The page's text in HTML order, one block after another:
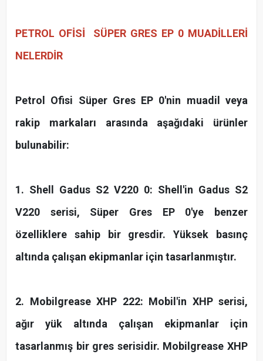
PETROL OFİSİ SÜPER GRES EP 0 MUADİLLERİ
NELERDİR
Petrol Ofisi Süper Gres EP 0'nin muadil veya
rakip markaları arasında aşağıdaki ürünler
bulunabilir:
1. Shell Gadus S2 V220 0: Shell'in Gadus S2
V220 serisi, Süper Gres EP 0'ye benzer
özelliklere sahip bir gresdir. Yüksek basınç
altında çalışan ekipmanlar için tasarlanmıştır.
2. Mobilgrease XHP 222: Mobil'in XHP serisi,
ağır yük altında çalışan ekipmanlar için
tasarlanmış bir gres serisidir. Mobilgrease XHP